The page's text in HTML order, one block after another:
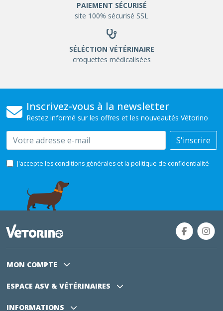
PAIEMENT SÉCURISÉ
site 100% sécurisé SSL
SÉLÉCTION VÉTÉRINAIRE
croquettes médicalisées
Inscrivez-vous à la newsletter
Restez informé sur les offres et les nouveautés Vétorino
Email S'inscrire
J'accepte les conditions générales et la politique de confidentialité
MON COMPTE
ESPACE ASV & VÉTÉRINAIRES
INFORMATIONS